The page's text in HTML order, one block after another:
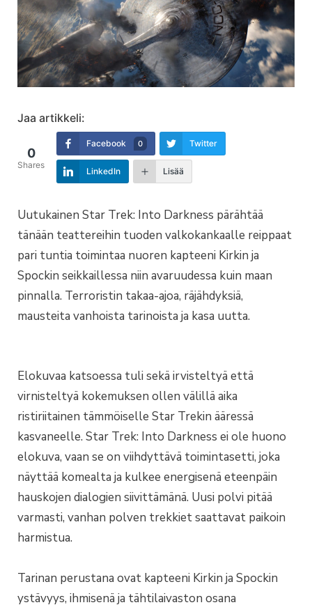
Jaa artikkeli:
0
Shares
Facebook 0 Twitter
LinkedIn Lisää
Uutukainen Star Trek: Into Darkness pärähtää
tänään teattereihin tuoden valkokankaalle reippaat
pari tuntia toimintaa nuoren kapteeni Kirkin ja
Spockin seikkaillessa niin avaruudessa kuin maan
pinnalla. Terroristin takaa-ajoa, räjähdyksiä,
mausteita vanhoista tarinoista ja kasa uutta.
Elokuvaa katsoessa tuli sekä irvisteltyä että
virnisteltyä kokemuksen ollen välillä aika
ristiriitainen tämmöiselle Star Trekin ääressä
kasvaneelle. Star Trek: Into Darkness ei ole huono
elokuva, vaan se on viihdyttävä toimintasetti, joka
näyttää komealta ja kulkee energisenä eteenpäin
hauskojen dialogien siivittämänä. Uusi polvi pitää
varmasti, vanhan polven trekkiet saattavat paikoin
harmistua.
Tarinan perustana ovat kapteeni Kirkin ja Spockin
ystävyys, ihmisenä ja tähtilaivaston osana